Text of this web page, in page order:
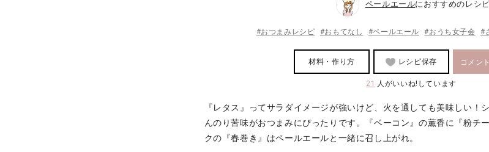
ペールエールにおすすめのレシピ
#おつまみレシピ #おもてなし #ペールエール #おうち女子会 #
材料・作り方 レシピ保存 コメン
21 人がいいね!しています
『レタス』ってサラダイメージが強いけど、火を通しても美味しい！
んのり苦味がおつまみにぴったりです。『ベーコン』の薫香に『粉チ
クの『春巻き』はペールエールと一緒に召し上がれ。